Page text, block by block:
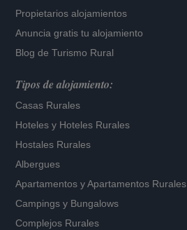
Propietarios alojamientos
Anuncia gratis tu alojamiento
Blog de Turismo Rural
Tipos de alojamiento:
Casas Rurales
Hoteles y Hoteles Rurales
Hostales Rurales
Albergues
Apartamentos yApartamentos Rurales
Campings y Bungalows
Complejos Rurales